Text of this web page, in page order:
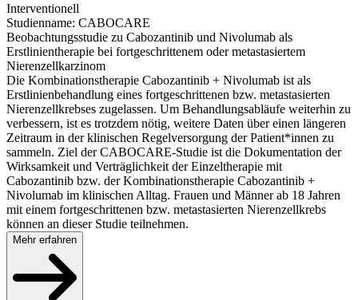
Interventionell
Studienname: CABOCARE
Beobachtungsstudie zu Cabozantinib und Nivolumab als
Erstlinientherapie bei fortgeschrittenem oder metastasiertem
Nierenzellkarzinom
Die Kombinationstherapie Cabozantinib + Nivolumab ist als
Erstlinienbehandlung eines fortgeschrittenen bzw. metastasierten
Nierenzellkrebses zugelassen. Um Behandlungsabläufe weiterhin zu
verbessern, ist es trotzdem nötig, weitere Daten über einen längeren
Zeitraum in der klinischen Regelversorgung der Patient*innen zu
sammeln. Ziel der CABOCARE-Studie ist die Dokumentation der
Wirksamkeit und Verträglichkeit der Einzeltherapie mit
Cabozantinib bzw. der Kombinationstherapie Cabozantinib +
Nivolumab im klinischen Alltag. Frauen und Männer ab 18 Jahren
mit einem fortgeschrittenen bzw. metastasierten Nierenzellkrebs
können an dieser Studie teilnehmen.
Mehr erfahren